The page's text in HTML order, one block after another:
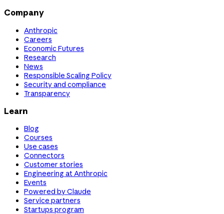
Company
Anthropic
Careers
Economic Futures
Research
News
Responsible Scaling Policy
Security and compliance
Transparency
Learn
Blog
Courses
Use cases
Connectors
Customer stories
Engineering at Anthropic
Events
Powered by Claude
Service partners
Startups program